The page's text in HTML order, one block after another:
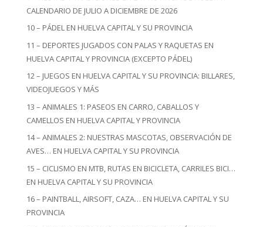
CALENDARIO DE JULIO A DICIEMBRE DE 2026
10 – PÁDEL EN HUELVA CAPITAL Y SU PROVINCIA
11 – DEPORTES JUGADOS CON PALAS Y RAQUETAS EN
HUELVA CAPITAL Y PROVINCIA (EXCEPTO PÁDEL)
12 – JUEGOS EN HUELVA CAPITAL Y SU PROVINCIA: BILLARES,
VIDEOJUEGOS Y MÁS
13 – ANIMALES 1: PASEOS EN CARRO, CABALLOS Y
CAMELLOS EN HUELVA CAPITAL Y PROVINCIA
14 – ANIMALES 2: NUESTRAS MASCOTAS, OBSERVACIÓN DE
AVES… EN HUELVA CAPITAL Y SU PROVINCIA
15 – CICLISMO EN MTB, RUTAS EN BICICLETA, CARRILES BICI…
EN HUELVA CAPITAL Y SU PROVINCIA
16 – PAINTBALL, AIRSOFT, CAZA… EN HUELVA CAPITAL Y SU
PROVINCIA